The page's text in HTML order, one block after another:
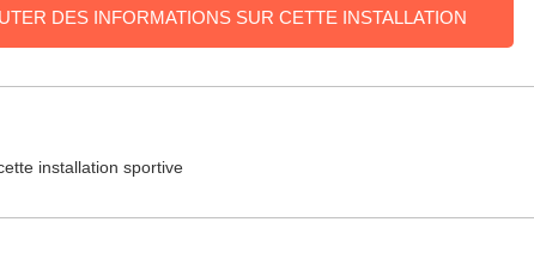
DES INFORMATIONS SUR CETTE INSTALLATION
installation sportive